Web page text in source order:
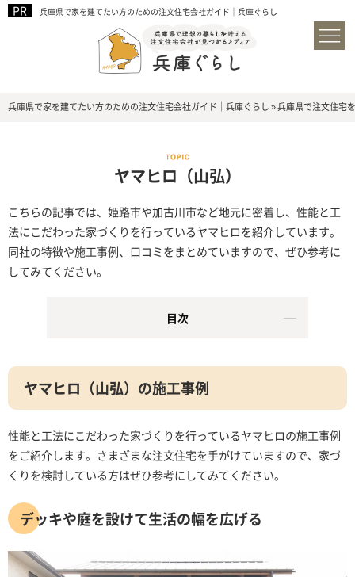
兵庫県で家を建てたい方のための注文住宅会社ガイド｜兵庫ぐらし
兵庫県で家を建てたい方のための注文住宅会社ガイド｜兵庫ぐらし»兵庫県で注文住宅
ヤマヒロ（山弘）
こちらの記事では、姫路市や加古川市など地元に密着し、性能と工
法にこだわった家づくりを行っているヤマヒロを紹介しています。
同社の特徴や施工事例、口コミをまとめていますので、ぜひ参考に
してみてください。
目次
ヤマヒロ（山弘）の施工事例
性能と工法にこだわった家づくりを行っているヤマヒロの施工事例
をご紹介します。さまざまな注文住宅を手がけていますので、家づ
くりを検討している方はぜひ参考にしてみてください。
デッキや庭を設けて生活の幅を広げる